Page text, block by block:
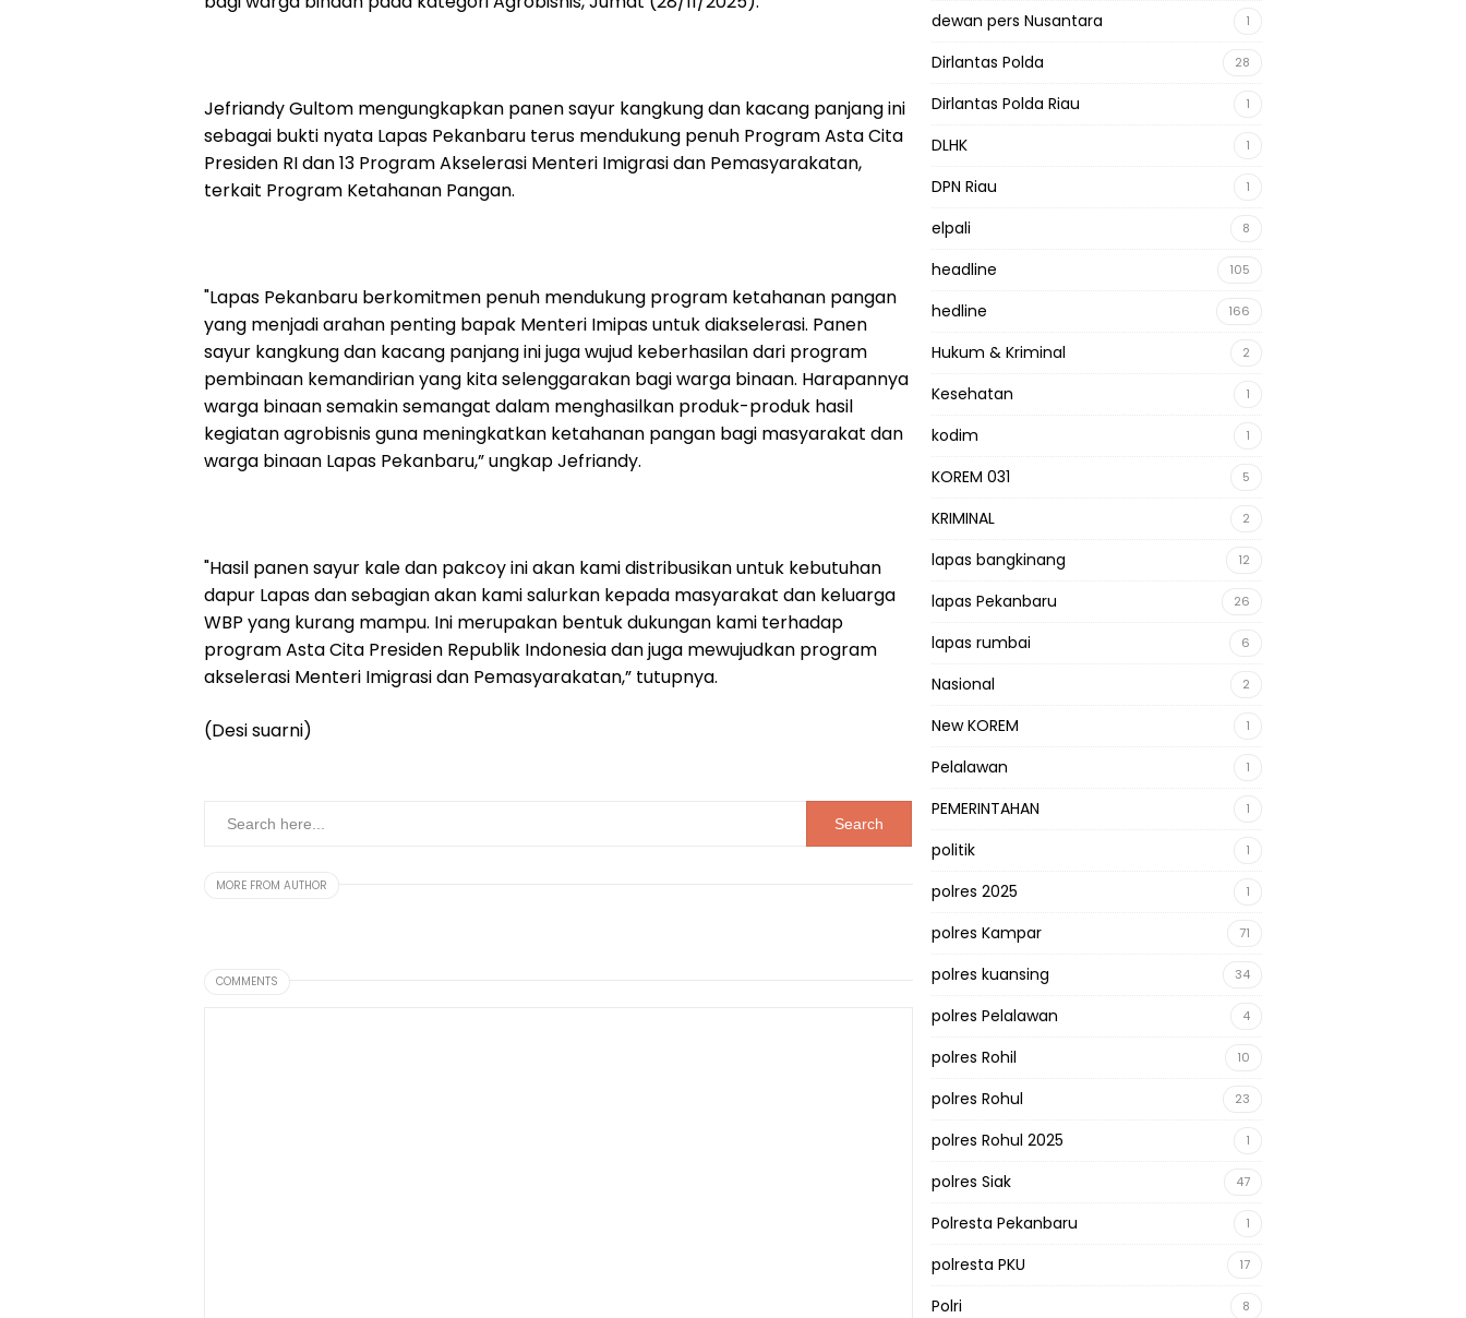
Jefriandy Gultom mengungkapkan panen sayur kangkung dan kacang panjang ini
sebagai bukti nyata Lapas Pekanbaru terus mendukung penuh Program Asta Cita
Presiden RI dan 13 Program Akselerasi Menteri Imigrasi dan Pemasyarakatan,
terkait Program Ketahanan Pangan.
"Lapas Pekanbaru berkomitmen penuh mendukung program ketahanan pangan
yang menjadi arahan penting bapak Menteri Imipas untuk diakselerasi. Panen
sayur kangkung dan kacang panjang ini juga wujud keberhasilan dari program
pembinaan kemandirian yang kita selenggarakan bagi warga binaan. Harapannya
warga binaan semakin semangat dalam menghasilkan produk-produk hasil
kegiatan agrobisnis guna meningkatkan ketahanan pangan bagi masyarakat dan
warga binaan Lapas Pekanbaru,” ungkap Jefriandy.
"Hasil panen sayur kale dan pakcoy ini akan kami distribusikan untuk kebutuhan
dapur Lapas dan sebagian akan kami salurkan kepada masyarakat dan keluarga
WBP yang kurang mampu. Ini merupakan bentuk dukungan kami terhadap
program Asta Cita Presiden Republik Indonesia dan juga mewujudkan program
akselerasi Menteri Imigrasi dan Pemasyarakatan,” tutupnya.
(Desi suarni)
MORE FROM AUTHOR
COMMENTS
dewan pers Nusantara 1
Dirlantas Polda 28
Dirlantas Polda Riau 1
DLHK 1
DPN Riau 1
elpali 8
headline 105
hedline 166
Hukum & Kriminal 2
Kesehatan 1
kodim 1
KOREM 031 5
KRIMINAL 2
lapas bangkinang 12
lapas Pekanbaru 26
lapas rumbai 6
Nasional 2
New KOREM 1
Pelalawan 1
PEMERINTAHAN 1
politik 1
polres 2025 1
polres Kampar 71
polres kuansing 34
polres Pelalawan 4
polres Rohil 10
polres Rohul 23
polres Rohul 2025 1
polres Siak 47
Polresta Pekanbaru 1
polresta PKU 17
Polri 8